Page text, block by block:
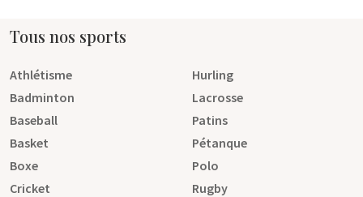
Tous nos sports
Athlétisme
Badminton
Baseball
Basket
Boxe
Cricket
Hurling
Lacrosse
Patins
Pétanque
Polo
Rugby